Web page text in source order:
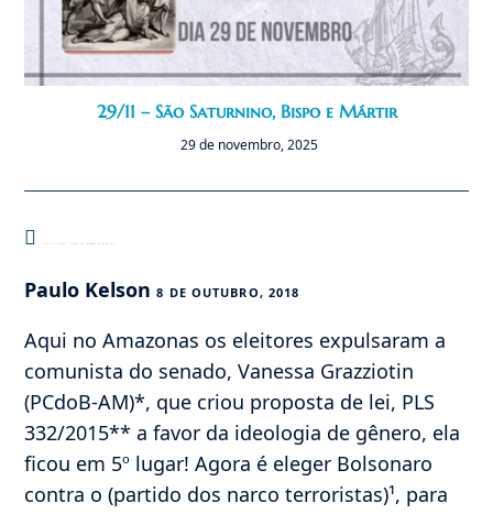
29/11 – São Saturnino, Bispo e Mártir
29 de novembro, 2025
Este post tem 2 comentários
Paulo Kelson8 DE OUTUBRO, 2018
Aqui no Amazonas os eleitores expulsaram a
comunista do senado, Vanessa Grazziotin
(PCdoB-AM)*, que criou proposta de lei, PLS
332/2015** a favor da ideologia de gênero, ela
ficou em 5º lugar! Agora é eleger Bolsonaro
contra o (partido dos narco terroristas)¹, para